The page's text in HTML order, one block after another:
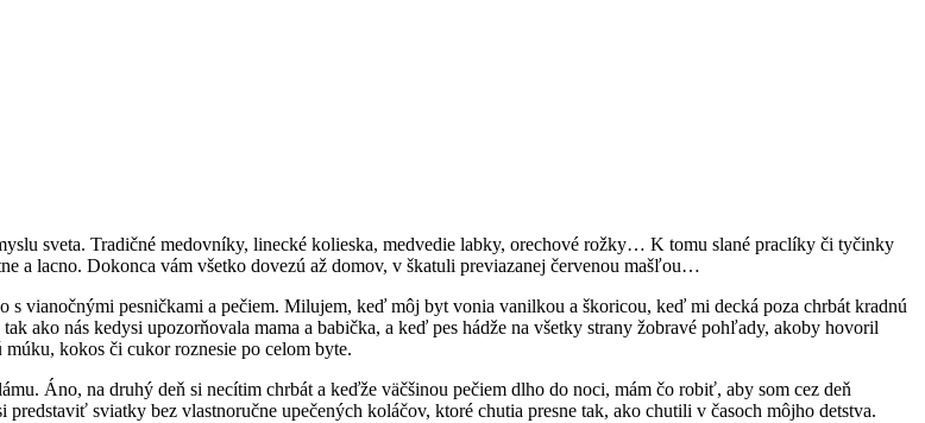
sveta. Tradičné medovníky, linecké kolieska, medvedie labky, orechové rožky… K tomu slané praclíky či tyčinky
a lacno. Dokonca vám všetko dovezú až domov, v škatuli previazanej červenou mašľou…
vianočnými pesničkami a pečiem. Milujem, keď môj byt vonia vanilkou a škoricou, keď mi decká poza chrbát kradnú
ako nás kedysi upozorňovala mama a babička, a keď pes hádže na všetky strany žobravé pohľady, akoby hovoril
kokos či cukor roznesie po celom byte.
Áno, na druhý deň si necítim chrbát a keďže väčšinou pečiem dlho do noci, mám čo robiť, aby som cez deň
sviatky bez vlastnoručne upečených koláčov, ktoré chutia presne tak, ako chutili v časoch môjho detstva.